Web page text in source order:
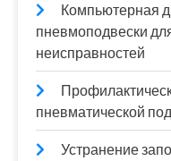
Компьютерная
пневмоподвески
неисправностей
пневматической
Устранение